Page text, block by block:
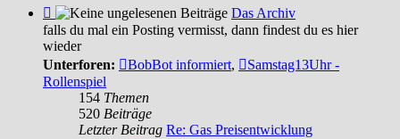
Feed
-
Das
Archiv
Das Archiv
falls du mal ein Posting vermisst, dann findest du es hier
wieder
Unterforen:
BobBot informiert,
Samstag13Uhr -
Rollenspiel
154 Themen
520 Beiträge
Letzter Beitrag Re: Gas Preisentwicklung